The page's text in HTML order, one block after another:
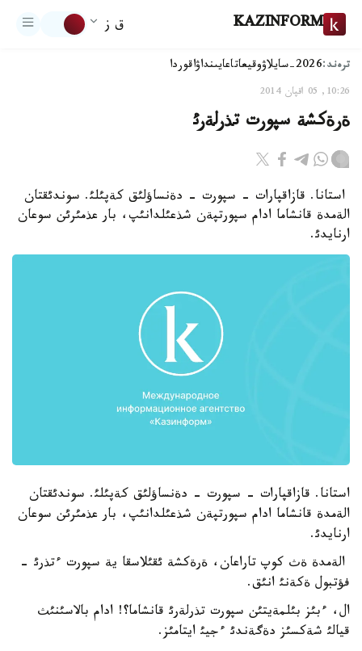
KAZINFORM ق ز
ترەند:2026-سايلاۋ وقيعاتاعايىنداۋاقوردا
10:26, 05 اقپان 2014
ةرةكشة سپورت تذرلةرئ
استانا. قازاقپارات - سپورت - دةنساؤلئق كةپئلئ. سوندئقتان
الةمدة قانشاما ادام سپورتپةن شذعئلدانئپ، بار عذمئرئن سوعان
ارنايدئ.
استانا. قازاقپارات - سپورت - دةنساؤلئق كةپئلئ. سوندئقتان
الةمدة قانشاما ادام سپورتپةن شذعئلدانئپ، بار عذمئرئن سوعان
ارنايدئ.
الةمدة ةث كوپ تاراعان، ةرةكشة ئقئلاسقا ية سپورت ءتذرئ -
فؤتبول ةكةنئ انئق.
ال، ءبئز بئلمةيتئن سپورت تذرلةرئ قانشاما؟! ادام بالاسئنئث
قيالئ شةكسئز دةگةندئ ءجيئ ايتامئز.